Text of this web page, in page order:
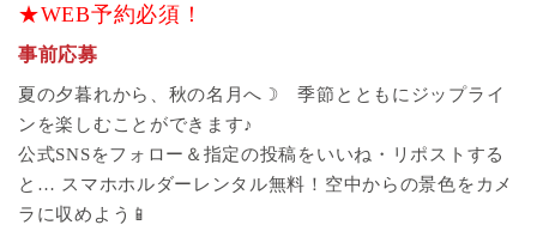
★WEB予約必須！
事前応募
夏の夕暮れから、秋の名月へ☽ 季節とともにジップライ
ンを楽しむことができます♪
公式SNSをフォロー＆指定の投稿をいいね・リポストする
と… スマホホルダーレンタル無料！空中からの景色をカメ
ラに収めよう📱